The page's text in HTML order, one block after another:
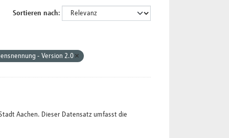
Sortieren nach
- Version 2.0
Aachen. Dieser Datensatz umfasst die